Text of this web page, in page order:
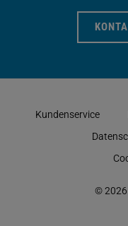
Kundenservice
© 2026